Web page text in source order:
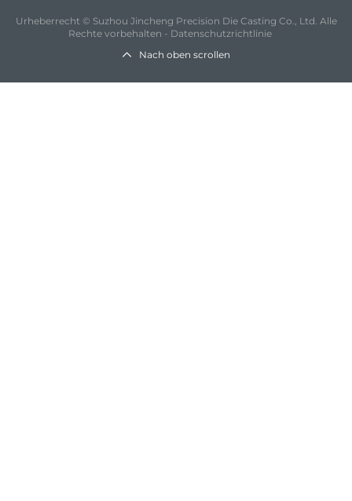
Urheberrecht © Suzhou Jincheng Precision Die Casting Co., Ltd. Alle
Rechte vorbehalten - Datenschutzrichtlinie
Nach oben scrollen